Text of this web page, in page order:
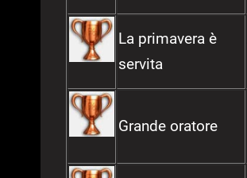
La primavera è
servita
Grande oratore